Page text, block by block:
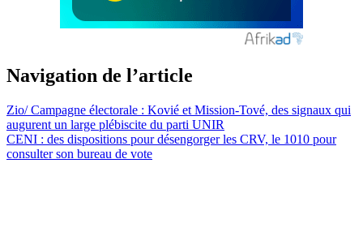
Navigation de l’article
Zio/ Campagne électorale : Kovié et Mission-Tové, des signaux qui
augurent un large plébiscite du parti UNIR
CENI : des dispositions pour désengorger les CRV, le 1010 pour
consulter son bureau de vote